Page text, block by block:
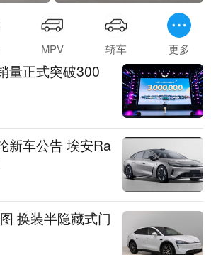
MPV 轿车 更多
量正式突破300
新车公告 埃安Ra
换装半隐藏式门